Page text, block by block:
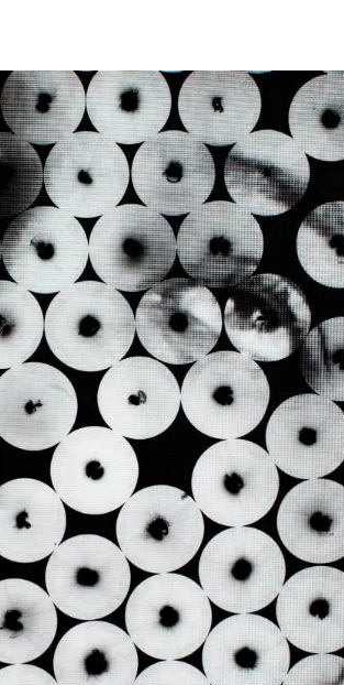
04_DESSINS
05_MONOTYPE
06_ARCHIVES
CONTACT